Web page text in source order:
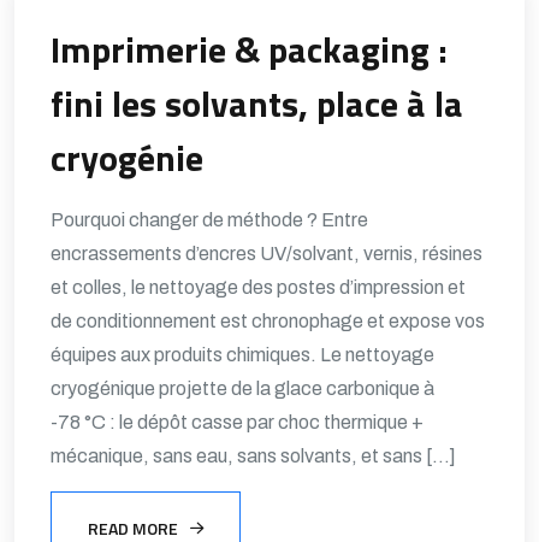
Imprimerie & packaging :
fini les solvants, place à la
cryogénie
Pourquoi changer de méthode ? Entre
encrassements d’encres UV/solvant, vernis, résines
et colles, le nettoyage des postes d’impression et
de conditionnement est chronophage et expose vos
équipes aux produits chimiques. Le nettoyage
cryogénique projette de la glace carbonique à
-78 °C : le dépôt casse par choc thermique +
mécanique, sans eau, sans solvants, et sans […]
READ MORE